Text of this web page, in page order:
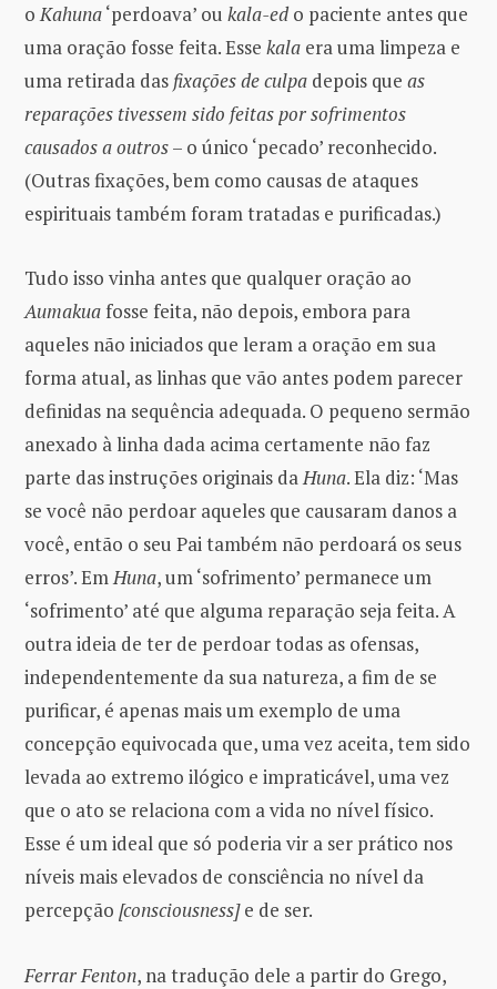
oKahuna‘perdoava’ ou kala-edo paciente antes que
uma oração fosse feita. Esse kala era uma limpeza e
uma retirada das fixações de culpa depois que as
reparações tivessem sido feitas por sofrimentos
causados ​​a outros– o único ‘pecado’ reconhecido.
(Outras fixações, bem como causas de ataques
espirituais também foram tratadas e purificadas.)
Tudo isso vinha antes que qualquer oração ao
Aumakuafosse feita, não depois, embora para
aqueles não iniciados que leram a oração em sua
forma atual, as linhas que vão antes podem parecer
definidas na sequência adequada. O pequeno sermão
anexado à linha dada acima certamente não faz
parte das instruções originais daHuna. Ela diz: ‘Mas
se você não perdoar aqueles que causaram danos a
você, então o seu Pai também não perdoará os seus
erros’. EmHuna, um ‘sofrimento’ permanece um
‘sofrimento’ até que alguma reparação seja feita. A
outra ideia de ter de perdoar todas as ofensas,
independentemente da sua natureza, a fim de se
purificar, é apenas mais um exemplo de uma
concepção equivocada que, uma vez aceita, tem sido
levada ao extremo ilógico e impraticável, uma vez
que o ato se relaciona com a vida no nível físico.
Esse é um ideal que só poderia vir a ser prático nos
níveis mais elevados de consciência no nível da
percepção [consciousness]e de ser.
Ferrar Fenton, na tradução dele a partir do Grego,